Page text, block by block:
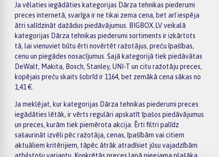
Ja vēlaties iegādāties kategorijas Dārza tehnikas piederumi
preces internetā, svarīga ir ne tikai zema cena, bet arī iespēja
ātri salīdzināt dažādus piedāvājumus. BIGBOX.LV veikalā
kategorijas Dārza tehnikas piederumi sortiments ir izkārtots
tā, lai vienuviet būtu ērti novērtēt ražotājus, preču īpašības,
cenu un piegādes nosacījumus. Šajā kategorijā tiek piedāvātas
DeWalt, Makita, Bosch, Stanley, UNI-T un citu ražotāju preces,
kopējais preču skaits šobrīd ir 1164, bet zemākā cena sākas no
1,41 €.
Ja meklējat, kur kategorijas Dārza tehnikas piederumi preces
iegādāties lētāk, ir vērts regulāri apskatīt īpašos piedāvājumus
un preces, kurām tiek piemērota akcija. Ērti filtri palīdz
sašaurināt izvēli pēc ražotāja, cenas, īpašībām vai citiem
aktuāliem kritērijiem, tāpēc ātrāk atradīsiet jūsu vajadzībām